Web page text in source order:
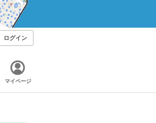
ログイン
マイページ